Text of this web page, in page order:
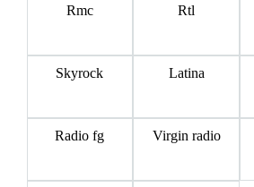
Rmc Rtl
Skyrock Latina
Radio fg Virgin radio